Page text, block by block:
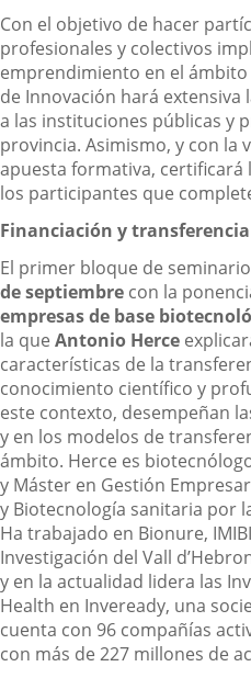
Con el objetivo de hacer
profesionales y colectivos
emprendimiento en el
de Innovación hará
a las instituciones públicas y
provincia. Asimismo, y con la
apuesta formativa, certificará
los participantes que
Financiación y
El primer bloque de
de septiembre con la
empresas de base
la que Antonio Herce
características de la
conocimiento científico y
este contexto, desempeñan
y en los modelos de
ámbito. Herce es
y Máster en Gestión
y Biotecnología sanitaria por
Ha trabajado en Bionure,
Investigación del Vall
y en la actualidad lidera las
Health en Inveready, una
cuenta con 96 compañías
con más de 227 millones de